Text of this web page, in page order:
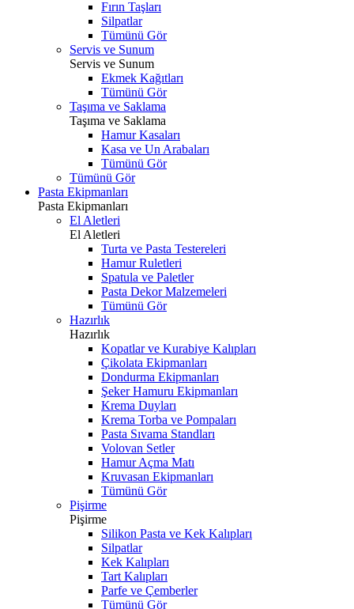
Fırın Taşları
Silpatlar
Tümünü Gör
Servis ve Sunum
Servis ve Sunum
Ekmek Kağıtları
Tümünü Gör
Taşıma ve Saklama
Taşıma ve Saklama
Hamur Kasaları
Kasa ve Un Arabaları
Tümünü Gör
Tümünü Gör
Pasta Ekipmanları
Pasta Ekipmanları
El Aletleri
El Aletleri
Turta ve Pasta Testereleri
Hamur Ruletleri
Spatula ve Paletler
Pasta Dekor Malzemeleri
Tümünü Gör
Hazırlık
Hazırlık
Kopatlar ve Kurabiye Kalıpları
Çikolata Ekipmanları
Dondurma Ekipmanları
Şeker Hamuru Ekipmanları
Krema Duyları
Krema Torba ve Pompaları
Pasta Sıvama Standları
Volovan Setler
Hamur Açma Matı
Kruvasan Ekipmanları
Tümünü Gör
Pişirme
Pişirme
Silikon Pasta ve Kek Kalıpları
Silpatlar
Kek Kalıpları
Tart Kalıpları
Parfe ve Çemberler
Tümünü Gör